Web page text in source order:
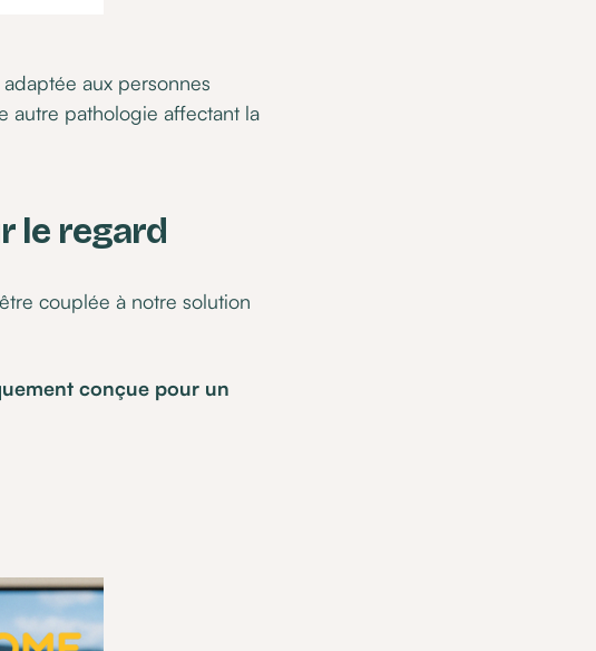
aux personnes
autre pathologie affectant la
le regard
couplée à notre solution
conçue pour un